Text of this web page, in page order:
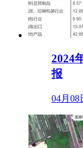
2024
报
04月08